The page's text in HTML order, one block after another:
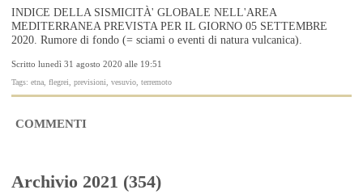
INDICE DELLA SISMICITÀ' GLOBALE NELL'AREA
MEDITERRANEA PREVISTA PER IL GIORNO 05 SETTEMBRE
2020. Rumore di fondo (= sciami o eventi di natura vulcanica).
Scritto lunedì 31 agosto 2020 alle 19:51
Tags: etna, flegrei, previsioni, vesuvio, terremoto
COMMENTI
Archivio 2021 (354)